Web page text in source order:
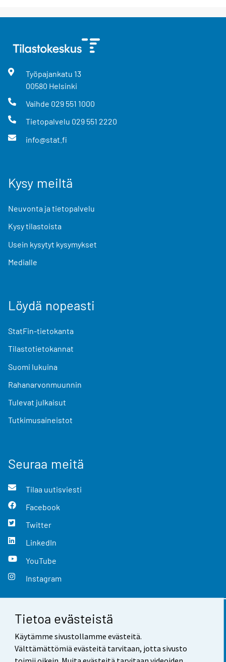
Tietoa evästeistä
Käytämme sivustollamme evästeitä.
Välttämättömiä evästeitä tarvitaan, jotta sivusto
Työpajankatu 13
00580 Helsinki
Vaihde 029 551 1000
Tietopalvelu 029 551 2220
info@stat.fi
Kysy meiltä
Neuvonta ja tietopalvelu
Kysy tilastoista
Usein kysytyt kysymykset
Medialle
Löydä nopeasti
StatFin-tietokanta
Tilastotietokannat
Suomi lukuina
Rahanarvonmuunnin
Tulevat julkaisut
Tutkimusaineistot
Seuraa meitä
Tilaa uutisviesti
Facebook
Twitter
LinkedIn
YouTube
Instagram
Yhteystiedot
Palaute